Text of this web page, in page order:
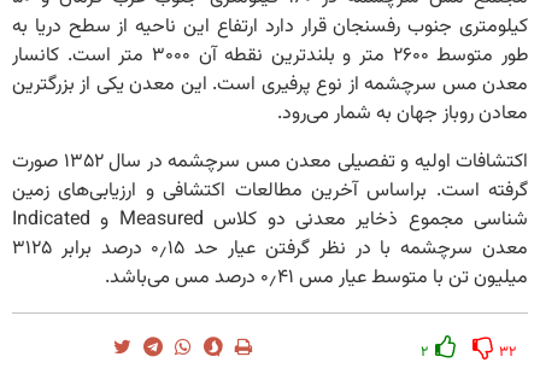
کیلومتری جنوب رفسنجان قرار دارد ارتفاع این ناحیه از سطح دریا به
طور متوسط ۲۶۰۰ متر و بلندترین نقطه آن ۳۰۰۰ متر است. کانسار
معدن مس سرچشمه از نوع پرفیری است. این معدن یکی از بزرگترین
معادن روباز جهان به شمار می‌رود.
اکتشافات اولیه و تفصیلی معدن مس سرچشمه در سال ۱۳۵۲ صورت
گرفته است. براساس آخرین مطالعات اکتشافی و ارزیابی‌های زمین
شناسی مجموع ذخایر معدنی دو کلاس Measured و Indicated
معدن سرچشمه با در نظر گرفتن عیار حد ۰٫۱۵ درصد برابر ۳۱۲۵
میلیون تن با متوسط عیار مس ۰٫۴۱ درصد مس می‌باشد.
۳۲ ۲